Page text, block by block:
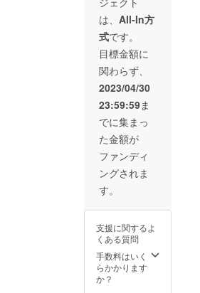
しいお
野菜8種
類以上
でお届
け致し
ます
海藻類
は乾燥
になる
可能性
もござ
います
が それ
以外は
変更ご
ざいま
承下さ
いま
せ。 ※
冷蔵で
のお届
けは配
らたけ
１袋 オ
セット
をお届
け致し
ます。
更に野
菜を３
～５品
目増量
致しま
す。 ※
上記
は ３
月中旬
きまし
た内容
量の写
真です
のでイ
メージ
きまし
たので
写真の
ボ
リュー
ムは変
わりま
せんが
月リ
ターン
発送予
定して
おりま
す故
鮪以外
燥の場
合もご
ざいま
す。) 程
度と鮮
魚類4種
こ・
ハーブ
園さん
より 不
揃いの
生椎茸
500g×2
袋 乾
燥キク
ラゲ50g
神奈川
県から
丸良水
産さん
より 焼
き海苔1
ら 高
梨商店
さんよ
り ※写
真は
8000円
×5 タレ
付き）
黒豚
挽
肉
1kg×2
合計３
キロと
タレ付
き
豚 グ
さんよ
り ロー
ス豚カ
ツ用4枚
（600〜
は、 All-In方
式です。
目標金額に
関わらず、
2023/04/30
23:59:59ま
でに集まっ
た金額が
ファンディ
ングされま
す。
支援に関するよ
くある質問
手数料はいく
らかかります
か？